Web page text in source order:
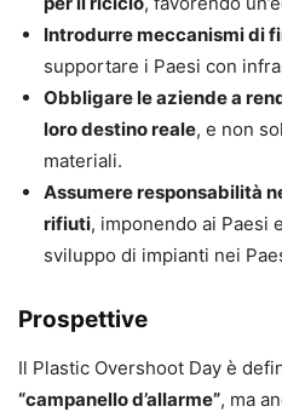
Introdurre meccanismi di
supportare i Paesi con
Obbligare le aziende a
loro destino reale, e non
materiali.
Assumere responsabilità
rifiuti, imponendo ai Paesi
sviluppo di impianti nei
Prospettive
Il Plastic Overshoot Day è
“campanello d’allarme”, ma